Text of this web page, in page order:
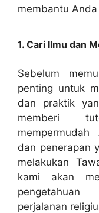
membantu
1. Cari Ilmu dan
Sebelum
penting untuk
dan praktik
memberi
dan penerapan
melakukan
kami akan
perjalanan